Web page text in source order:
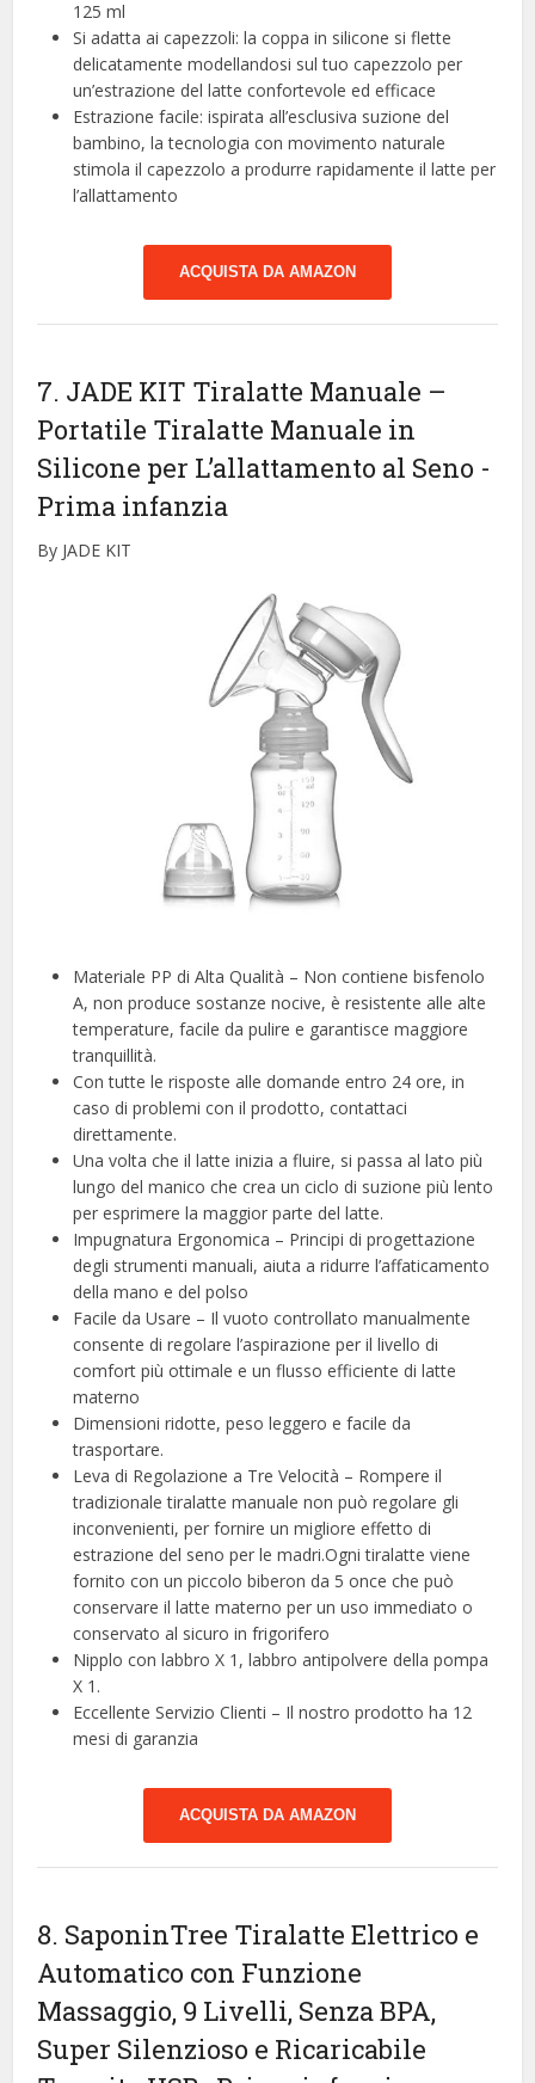
125 ml
Si adatta ai capezzoli: la coppa in silicone si flette
delicatamente modellandosi sul tuo capezzolo per
un’estrazione del latte confortevole ed efficace
Estrazione facile: ispirata all’esclusiva suzione del
bambino, la tecnologia con movimento naturale
stimola il capezzolo a produrre rapidamente il latte per
l’allattamento
ACQUISTA DA AMAZON
7. JADE KIT Tiralatte Manuale –
Portatile Tiralatte Manuale in
Silicone per L’allattamento al Seno -
Prima infanzia
By JADE KIT
Materiale PP di Alta Qualità – Non contiene bisfenolo
A, non produce sostanze nocive, è resistente alle alte
temperature, facile da pulire e garantisce maggiore
tranquillità.
Con tutte le risposte alle domande entro 24 ore, in
caso di problemi con il prodotto, contattaci
direttamente.
Una volta che il latte inizia a fluire, si passa al lato più
lungo del manico che crea un ciclo di suzione più lento
per esprimere la maggior parte del latte.
Impugnatura Ergonomica – Principi di progettazione
degli strumenti manuali, aiuta a ridurre l’affaticamento
della mano e del polso
Facile da Usare – Il vuoto controllato manualmente
consente di regolare l’aspirazione per il livello di
comfort più ottimale e un flusso efficiente di latte
materno
Dimensioni ridotte, peso leggero e facile da
trasportare.
Leva di Regolazione a Tre Velocità – Rompere il
tradizionale tiralatte manuale non può regolare gli
inconvenienti, per fornire un migliore effetto di
estrazione del seno per le madri.Ogni tiralatte viene
fornito con un piccolo biberon da 5 once che può
conservare il latte materno per un uso immediato o
conservato al sicuro in frigorifero
Nipplo con labbro X 1, labbro antipolvere della pompa
X 1.
Eccellente Servizio Clienti – Il nostro prodotto ha 12
mesi di garanzia
ACQUISTA DA AMAZON
8. SaponinTree Tiralatte Elettrico e
Automatico con Funzione
Massaggio, 9 Livelli, Senza BPA,
Super Silenzioso e Ricaricabile